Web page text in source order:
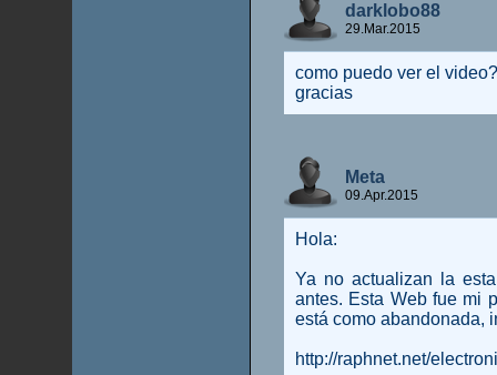
darklobo88
29.Mar.2015
como puedo ver el
gracias
Meta
09.Apr.2015
Hola:
Ya no actualizan la
antes. Esta Web fue mi
está como abandonada,
http://raphnet.net/